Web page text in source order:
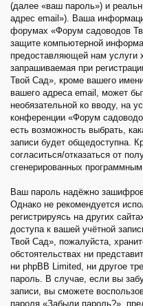
(далее «ваш пароль») и
адрес email»). Ваша
форумах «Форум садоводов
защите компьютерной
предоставляющей нам услуги
запрашиваемая при
Твой Сад», кроме вашего
вашего адреса email, может
необязательной ко вводу, на
конференции «Форум
есть возможность выбрать,
записи будет общедоступна.
согласиться/отказаться от
сгенерированных
Ваш пароль надёжно
Однако не рекомендуется
регистрируясь на других
доступа к вашей учётной
Твой Сад», пожалуйста,
обстоятельствах ни
ни phpBB Limited, ни другое
пароль. В случае, если вы
записи, вы сможете
пароля «Забыли пароль?»,